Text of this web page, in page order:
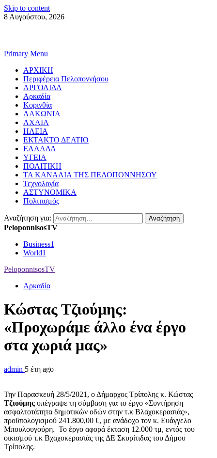
Skip to content
8 Αυγούστου, 2026
Primary Menu
ΑΡΧΙΚΗ
Περιφέρεια Πελοποννήσου
ΑΡΓΟΛΙΔΑ
Αρκαδία
Κορινθία
ΛΑΚΩΝΙΑ
ΑΧΑΙΑ
ΗΛΕΙΑ
ΕΚΤΑΚΤΟ ΔΕΛΤΙΟ
ΕΛΛΑΔΑ
ΥΓΕΙΑ
ΠΟΛΙΤΙΚΗ
ΤΑ ΚΑΝΑΛΙΑ ΤΗΣ ΠΕΛΟΠΟΝΝΗΣΟΥ
Τεχνολογία
ΑΣΤΥΝΟΜΙΚΑ
Πολιτισμός
Αναζήτηση για:
PeloponnisosTV
Business1
World1
PeloponnisosTV
Αρκαδία
Κώστας Τζιούμης:
«Προχωράμε άλλο ένα έργο
στα χωριά μας»
admin 5 έτη ago
Την Παρασκευή 28/5/2021, ο Δήμαρχος Τρίπολης κ. Κώστας
Τζιούμης υπέγραψε τη σύμβαση για το έργο «Συντήρηση
ασφαλτοτάπητα δημοτικών οδών στην τ.κ Βλαχοκερασιάς»,
προϋπολογισμού 241.800,00 €, με ανάδοχο τον κ. Ευάγγελο
Μπουλουγούρη. Το έργο αφορά έκταση 12.000 τμ, εντός του
οικισμού τ.κ Βχαχοκερασιάς της ΔΕ Σκυρίτιδας του Δήμου
Τρίπολης.